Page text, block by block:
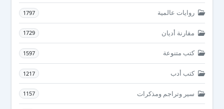
روايات عالمية 1797
مقارنة أديان 1729
كتب متنوعة 1597
كتب أدب 1217
سير وتراجم ومذكرات 1157